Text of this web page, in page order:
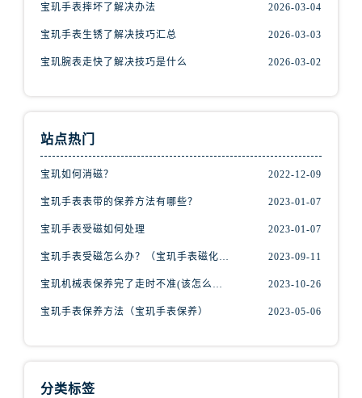
山西省长治市潞州区英雄中路宝玑售后服务中心（需提前预约）
安徽省黄山市屯溪区黄山西路宝玑售后服务中心（需提前预约）
宝玑手表摔坏了解决办法 2026-03-04
宝玑手表生锈了解决技巧汇总 2026-03-03
宝玑腕表走快了解决技巧是什么 2026-03-02
站点热门
宝玑如何消磁？ 2022-12-09
宝玑手表表带的保养方法有哪些？ 2023-01-07
宝玑手表受磁如何处理 2023-01-07
2023-09-11
2023-10-26
宝玑手表保养方法（宝玑手表保养） 2023-05-06
分类标签